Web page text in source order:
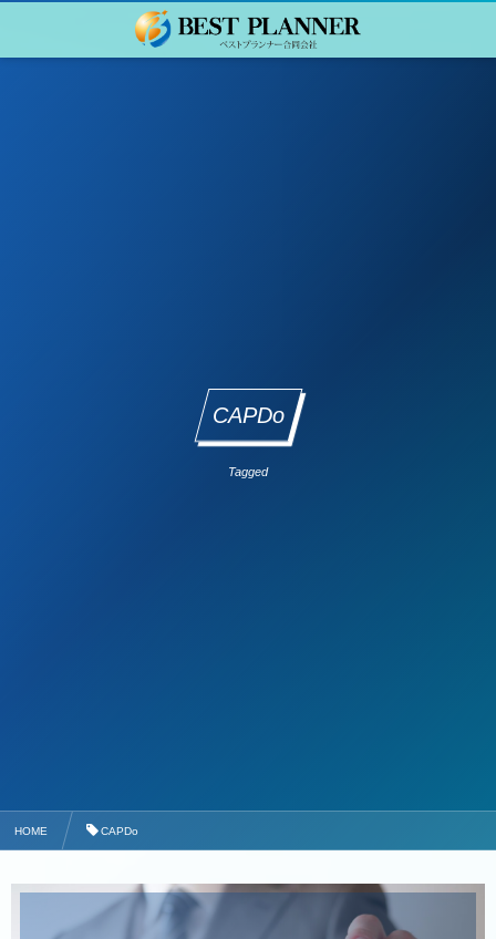
CAPDo
Tagged
HOME CAPDo